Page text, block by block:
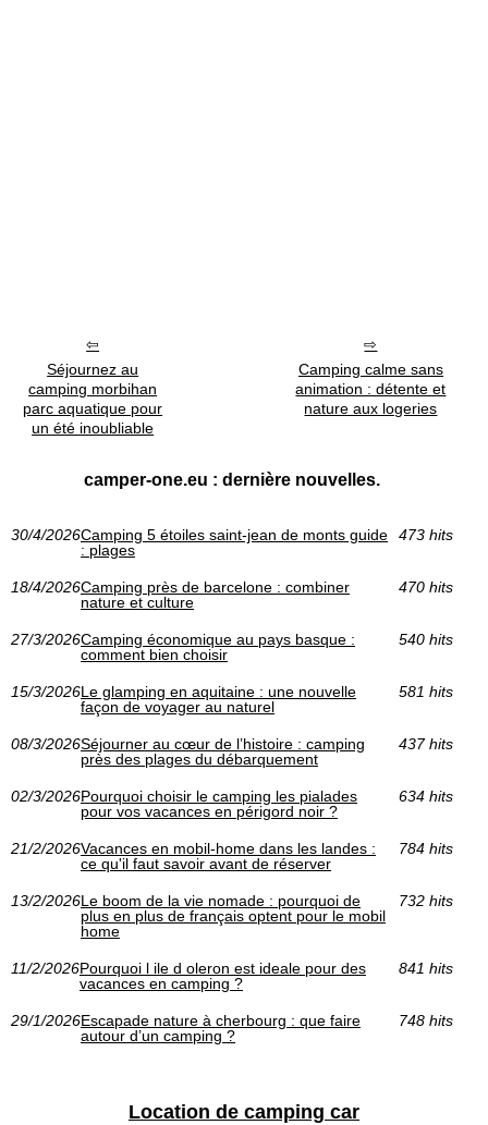
Séjournez au
camping morbihan
parc aquatique pour
un été inoubliable
Camping calme sans
animation : détente et
nature aux logeries
camper-one.eu : dernière nouvelles.
30/4/2026Camping 5 étoiles saint-jean de monts guide
: plages
473 hits
18/4/2026Camping près de barcelone : combiner
nature et culture
470 hits
27/3/2026Camping économique au pays basque :
comment bien choisir
540 hits
15/3/2026Le glamping en aquitaine : une nouvelle
façon de voyager au naturel
581 hits
08/3/2026Séjourner au cœur de l’histoire : camping
près des plages du débarquement
437 hits
02/3/2026Pourquoi choisir le camping les pialades
pour vos vacances en périgord noir ?
634 hits
21/2/2026Vacances en mobil-home dans les landes :
ce qu'il faut savoir avant de réserver
784 hits
13/2/2026Le boom de la vie nomade : pourquoi de
plus en plus de français optent pour le mobil
home
732 hits
11/2/2026Pourquoi l ile d oleron est ideale pour des
vacances en camping ?
841 hits
29/1/2026Escapade nature à cherbourg : que faire
autour d’un camping ?
748 hits
Location de camping car